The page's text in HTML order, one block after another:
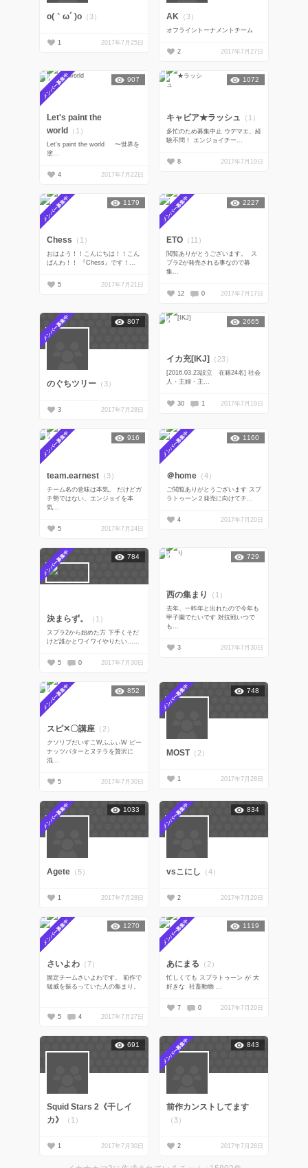
o(｀ω´ )o （3）
1 2017年7月25日
AK （3）
オフライントーナメントチーム
2 2017年7月27日
メンバー募集中
Let's paint the
world （1）
Let's paint the world 〜世界を
塗...
907
4 2017年7月22日
キャビア★ラッシュ （1）
多忙のため募集中止 ウデマエ、経
験不問！ エンジョイチー...
1072
8 2017年7月19日
メンバー募集中
Chess （1）
おはよう！！こんにちは！！こん
ばんわ！！ 『Chess』です！...
1179
5 2017年7月21日
メンバー募集中
ETO （11）
閲覧ありがとうございます。 ス
プラ2が発売される事なので募
集...
2227
12 0 2017年7月17日
メンバー募集中
のぐちツリー （3）
807
3 2017年7月28日
イカ充[IKJ] （23）
[2016.03.23設立 在籍24名] 社会
人・主婦・主...
2665
30 1 2017年7月19日
メンバー募集中
team.earnest （3）
チーム名の意味は本気。 だけどガ
チ勢ではない。エンジョイを本
気...
916
5 2017年7月24日
メンバー募集中
＠home （4）
ご閲覧ありがとうございます スプ
ラトゥーン２発売に向けてチ...
1160
4 2017年7月20日
メンバー募集中
決まらず。 （1）
スプラ2から始めた方 下手くそだ
けど誰かとワイワイやりたい......
784
5 0 2017年7月30日
西の集まり （1）
去年、一昨年と出れたので今年も
甲子園でたいです 対抗戦いつで
も...
729
3 2017年7月30日
メンバー募集中
スピ✕〇講座 （2）
クソリプだいすこWふふぃW ピー
ナッツバターとヌテラを贅沢に
混...
852
5 2017年7月30日
メンバー募集中
MOST （2）
748
1 2017年7月28日
メンバー募集中
Agete （5）
1033
1 2017年7月28日
メンバー募集中
vsこにし （4）
834
2 2017年7月29日
メンバー募集中
さいよわ （7）
固定チームさいよわです。 前作で
猛威を振るっていた人の集まり。
1270
5 4 2017年7月27日
メンバー募集中
あにまる （2）
忙しくても スプラトゥーン が 大
好きな 社畜動物 ...
1119
7 0 2017年7月29日
Squid Stars 2《干しイ
カ》
（1）
691
1 2017年7月30日
メンバー募集中
前作カンストしてます
（3）
843
2 2017年7月28日